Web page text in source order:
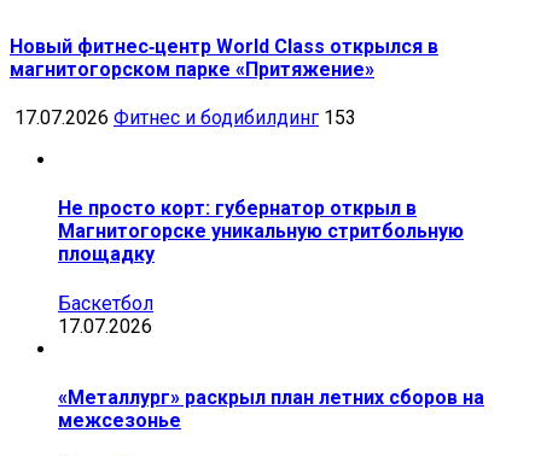
Новый фитнес‑центр World Class открылся в
магнитогорском парке «Притяжение»
17.07.2026 Фитнес и бодибилдинг 153
Не просто корт: губернатор открыл в
Магнитогорске уникальную стритбольную
площадку
Баскетбол
17.07.2026
«Металлург» раскрыл план летних сборов на
межсезонье